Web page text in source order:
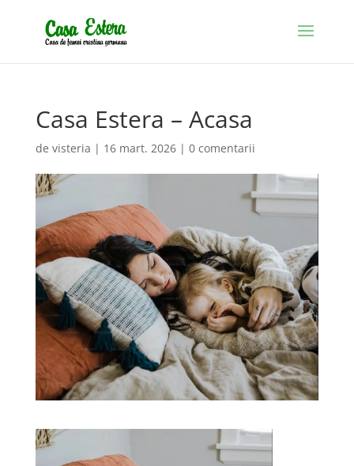
Casa Estera – Acasa
de visteria | 16 mart. 2026| 0 comentarii